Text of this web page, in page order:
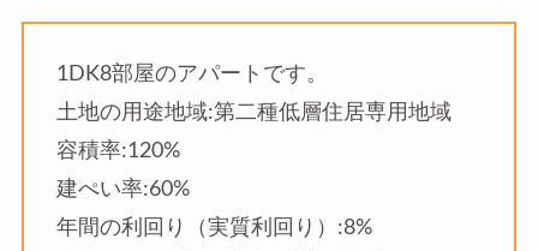
1DK8部屋のアパートです。
土地の用途地域:第二種低層住居専用地域
容積率:120%
建ぺい率:60%
年間の利回り（実質利回り）:8%